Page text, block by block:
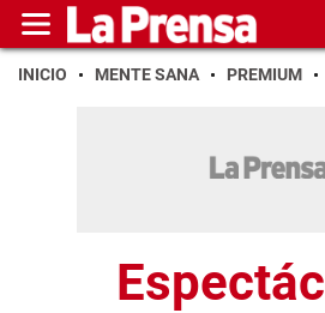
INICIO MENTE SANA PREMIUM